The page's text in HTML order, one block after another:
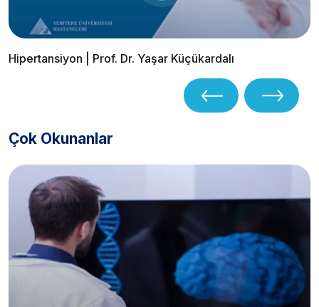
Hipertansiyon | Prof. Dr. Yaşar Küçükardalı
Çok Okunanlar